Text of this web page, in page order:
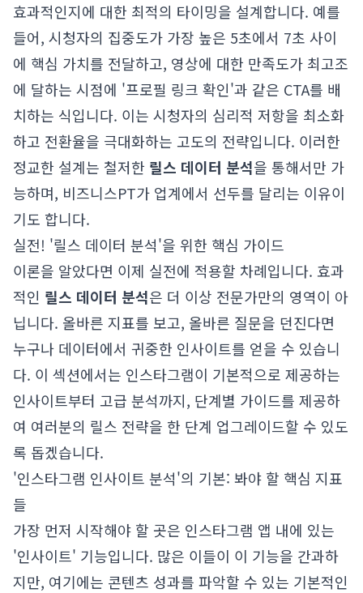
효과적인지에 대한 최적의 타이밍을 설계합니다. 예를
들어, 시청자의 집중도가 가장 높은 5초에서 7초 사이
에 핵심 가치를 전달하고, 영상에 대한 만족도가 최고조
에 달하는 시점에 '프로필 링크 확인'과 같은 CTA를 배
치하는 식입니다. 이는 시청자의 심리적 저항을 최소화
하고 전환율을 극대화하는 고도의 전략입니다. 이러한
정교한 설계는 철저한 릴스 데이터 분석을 통해서만 가
능하며, 비즈니스PT가 업계에서 선두를 달리는 이유이
기도 합니다.
실전! '릴스 데이터 분석'을 위한 핵심 가이드
이론을 알았다면 이제 실전에 적용할 차례입니다. 효과
적인 릴스 데이터 분석은 더 이상 전문가만의 영역이 아
닙니다. 올바른 지표를 보고, 올바른 질문을 던진다면
누구나 데이터에서 귀중한 인사이트를 얻을 수 있습니
다. 이 섹션에서는 인스타그램이 기본적으로 제공하는
인사이트부터 고급 분석까지, 단계별 가이드를 제공하
여 여러분의 릴스 전략을 한 단계 업그레이드할 수 있도
록 돕겠습니다.
'인스타그램 인사이트 분석'의 기본: 봐야 할 핵심 지표
들
가장 먼저 시작해야 할 곳은 인스타그램 앱 내에 있는
'인사이트' 기능입니다. 많은 이들이 이 기능을 간과하
지만, 여기에는 콘텐츠 성과를 파악할 수 있는 기본적인